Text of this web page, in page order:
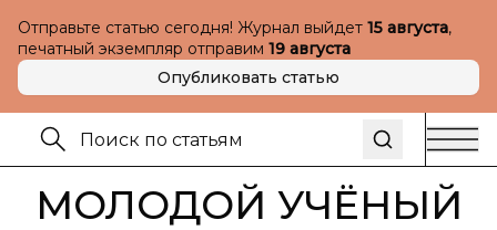
Отправьте статью сегодня! Журнал выйдет 15 августа,
печатный экземпляр отправим 19 августа
Опубликовать статью
МОЛОДОЙ УЧЁНЫЙ